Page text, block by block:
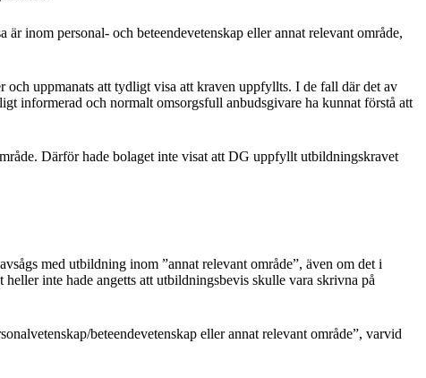
inom personal- och beteendevetenskap eller annat relevant område,
och uppmanats att tydligt visa att kraven uppfyllts. I de fall där det av
informerad och normalt omsorgsfull anbudsgivare ha kunnat förstå att
Därför hade bolaget inte visat att DG uppfyllt utbildningskravet
med utbildning inom ”annat relevant område”, även om det i
inte hade angetts att utbildningsbevis skulle vara skrivna på
beteendevetenskap eller annat relevant område”, varvid